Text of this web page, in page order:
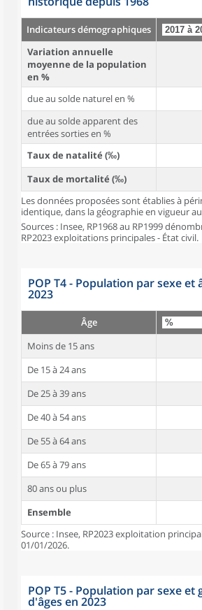
Indicateurs démographiques
Variation annuelle
moyenne de la population
en %
due au solde naturel en %
due au solde apparent des
entrées sorties en %
Taux de natalité (‰)
Taux de mortalité (‰)
Les données proposées sont établies à
identique, dans la géographie en vigueur
Sources : Insee, RP1968 au RP1999
RP2023 exploitations principales - État civil.
POP T4 - Population par sexe et
2023
Âge
Moins de 15 ans
De 15 à 24 ans
De 25 à 39 ans
De 40 à 54 ans
De 55 à 64 ans
De 65 à 79 ans
80 ans ou plus
Ensemble
Source : Insee, RP2023 exploitation
01/01/2026.
POP T5 - Population par sexe et
d'âges en 2023